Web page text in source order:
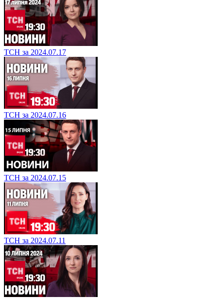
ТСН за 2024.07.17
ТСН за 2024.07.16
ТСН за 2024.07.15
ТСН за 2024.07.11